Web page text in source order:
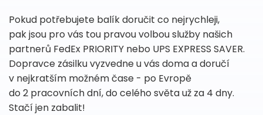
Pokud potřebujete balík doručit co nejrychleji,
pak jsou pro vás tou pravou volbou služby našich
partnerů FedEx PRIORITY nebo UPS EXPRESS SAVER.
Dopravce zásilku vyzvedne u vás doma a doručí
v nejkratším možném čase - po Evropě
do 2 pracovních dní, do celého světa už za 4 dny.
Stačí jen zabalit!